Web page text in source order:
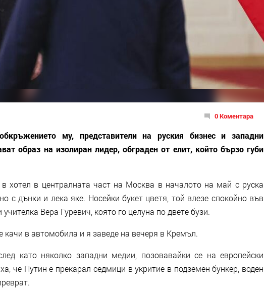
0 Коментара
му, представители на руския бизнес и западни
образ на изолиран лидер, обграден от елит, който бързо губи
в централната част на Москва в началото на май с руска
с дънки и лека яке. Носейки букет цветя, той влезе спокойно във
Вера Гуревич, която го целуна по двете бузи.
в автомобила и я заведе на вечеря в Кремъл.
като няколко западни медии, позовавайки се на европейски
че Путин е прекарал седмици в укритие в подземен бункер, воден